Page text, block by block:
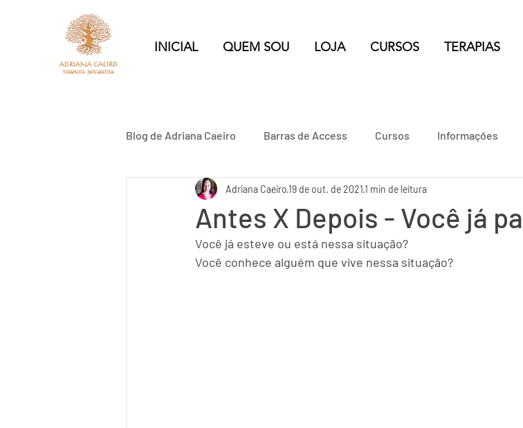
INICIAL QUEM SOU LOJA CURSOS TERAPIAS
Blog de Adriana Caeiro Barras de Access Cursos Informações
Relacionamento Abusivo
Antes X Depois - Você já
Adriana Caeiro19 de out. de 20211 min de leitura
Você já esteve ou está nessa situação?
Você conhece alguém que vive nessa situação?